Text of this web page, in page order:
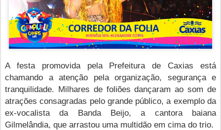
A festa promovida pela Prefeitura de Caxias está
chamando a atenção pela organização, segurança e
tranquilidade. Milhares de foliões dançaram ao som de
atrações consagradas pelo grande público, a exemplo da
ex-vocalista da Banda Beijo, a cantora baiana
Gilmelândia, que arrastou uma multidão em cima do trio.